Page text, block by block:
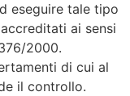
eseguire tale tipo
ai sensi
2000.
di cui al
il controllo.